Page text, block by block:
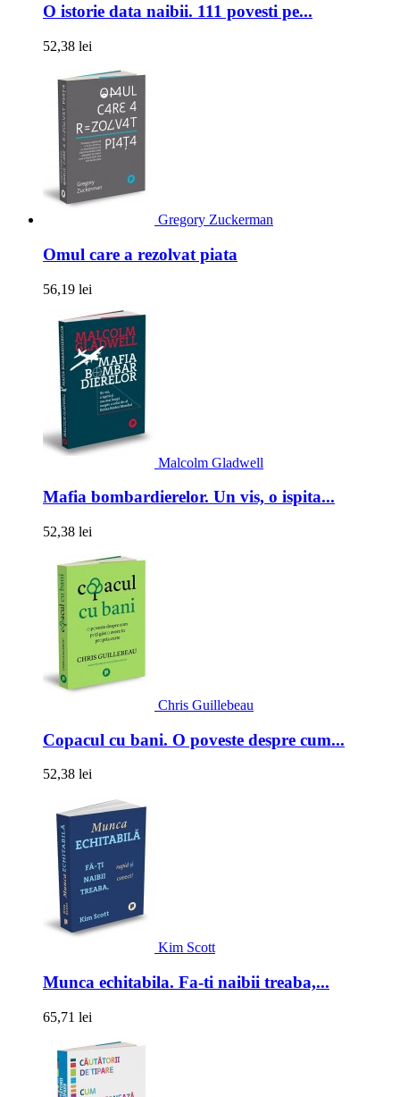
O istorie data naibii. 111 povesti pe...
52,38 lei
Gregory Zuckerman
Omul care a rezolvat piata
56,19 lei
Malcolm Gladwell
Mafia bombardierelor. Un vis, o ispita...
52,38 lei
Chris Guillebeau
Copacul cu bani. O poveste despre cum...
52,38 lei
Kim Scott
Munca echitabila. Fa-ti naibii treaba,...
65,71 lei